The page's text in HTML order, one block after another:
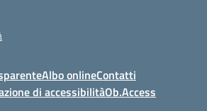
Albo onlineContatti
di accessibilitàOb.Access